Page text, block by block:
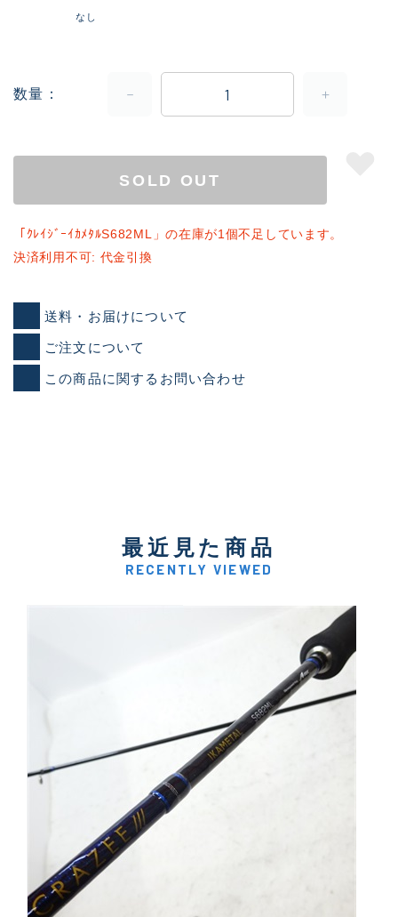
なし
数量
SOLD OUT
「ｸﾚｲｼﾞｰｲｶﾒﾀﾙS682ML」の在庫が1個不足しています。
決済利用不可: 代金引換
送料・お届けについて
ご注文について
この商品に関するお問い合わせ
最近見た商品
RECENTLY VIEWED